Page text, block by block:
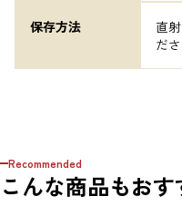
保存方法
直
ださ
Recommended
こんな商品もおす